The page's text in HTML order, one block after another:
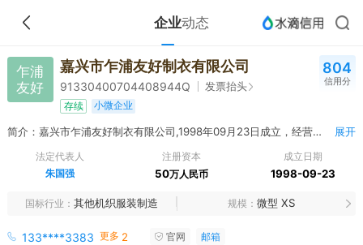
企业动态
乍浦
友好
嘉兴市乍浦友好制衣有限公司
91330400704408944Q 发票抬头
存续 小微企业
804
信用分
简介：嘉兴市乍浦友好制衣有限公司,1998年09月23日成立，经营范围包括加工：服装销售：服装面辅料 展开
法定代表人
朱国强
注册资本
50万人民币
成立日期
1998-09-23
国标行业 其他机织服装制造 规模 微型 XS
133****3383 更多 2 官网 邮箱